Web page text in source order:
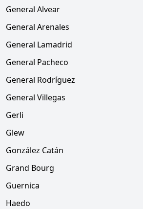
General Alvear
General Arenales
General Lamadrid
General Pacheco
General Rodríguez
General Villegas
Gerli
Glew
González Catán
Grand Bourg
Guernica
Haedo